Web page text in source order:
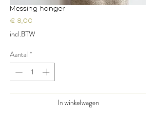
Messing hanger
€ 8,00
incl.BTW
Aantal *
In winkelwagen